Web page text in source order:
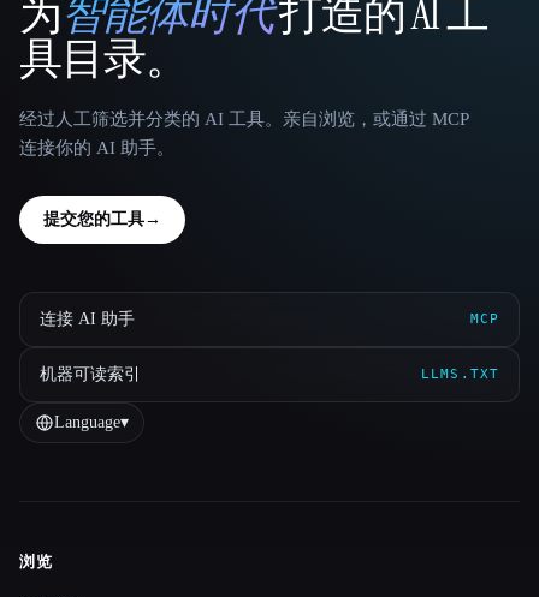
That AI Collection
为智能体时代打造的 AI 工
具目录。
经过人工筛选并分类的 AI 工具。亲自浏览，或通过 MCP
连接你的 AI 助手。
提交您的工具→
连接 AI 助手 MCP
机器可读索引 LLMS.TXT
Language▾
Site navigation
浏览